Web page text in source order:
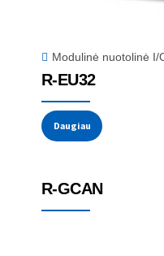
Modulinė nuotolinė I/
R-EU32
Daugiau
R-GCAN